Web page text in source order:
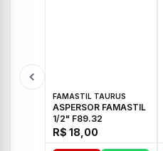
FAMASTIL TAURUS
ASPERSOR FAMASTIL
1/2" F89.32
R$ 18,00